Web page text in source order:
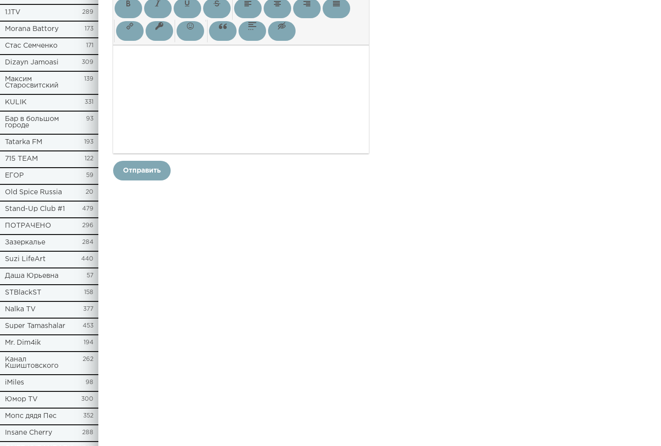
1.1TV 289
Morana Battory 173
Стас Семченко 171
Dizayn Jamoasi 309
Максим
Старосвитский
139
KULIK 331
Бар в большом
городе
93
Tatarka FM 193
715 TEAM 122
ЕГОР 59
Old Spice Russia 20
Stand-Up Club #1 479
ПОТРАЧЕНО 296
Зазеркалье 284
Suzi LifeArt 440
Даша Юрьевна 57
STBlackST 158
Nalka TV 377
Super Tamashalar 453
Mr. Dim4ik 194
Канал
Кшиштовского
262
iMiles 98
Юмор TV 300
Мопс дядя Пес 352
Insane Cherry 288
Отправить